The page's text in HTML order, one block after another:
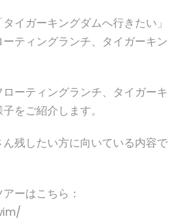
イガーキングダムへ行きたい」
ティングランチ、タイガーキン
ーティングランチ、タイガーキ
をご紹介します。
残したい方に向いている内容で
ーはこちら：